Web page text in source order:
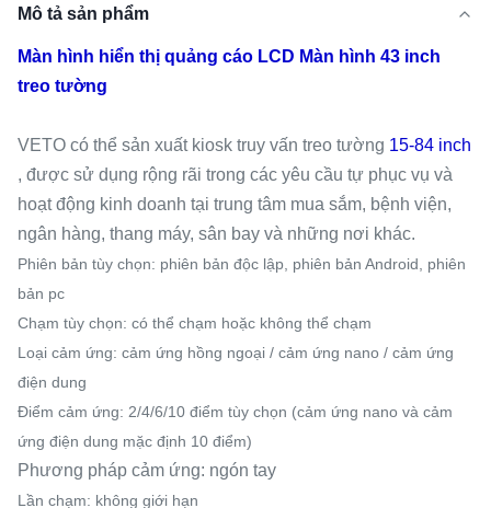
Mô tả sản phẩm
Màn hình hiển thị quảng cáo LCD Màn hình 43 inch
treo tường
VETO có thể sản xuất kiosk truy vấn treo tường 15-84 inch
, được sử dụng rộng rãi trong các yêu cầu tự phục vụ và
hoạt động kinh doanh tại trung tâm mua sắm, bệnh viện,
ngân hàng, thang máy, sân bay và những nơi khác.
Phiên bản tùy chọn: phiên bản độc lập, phiên bản Android, phiên
bản pc
Chạm tùy chọn: có thể chạm hoặc không thể chạm
Loại cảm ứng: cảm ứng hồng ngoại / cảm ứng nano / cảm ứng
điện dung
Điểm cảm ứng: 2/4/6/10 điểm tùy chọn (cảm ứng nano và cảm
ứng điện dung mặc định 10 điểm)
Phương pháp cảm ứng: ngón tay
Lần chạm: không giới hạn